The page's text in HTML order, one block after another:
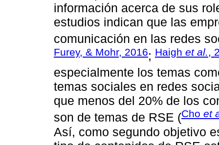
información acerca de sus
estudios indican que las
comunicación en las redes
Furey, & Mohr, 2016; Haigh et al.,
especialmente los temas
temas sociales en redes
que menos del 20% de los
son de temas de RSE (Cho et
Así, como segundo objetivo